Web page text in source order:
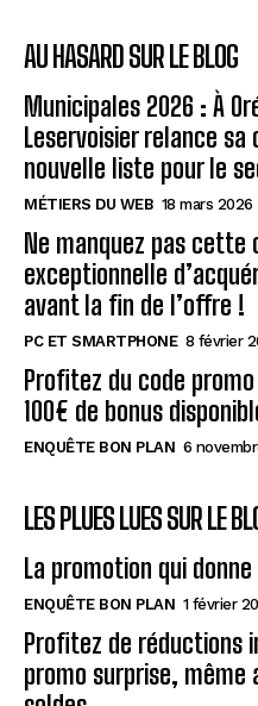
AU HASARD SUR LE BLOG
Municipales 2026 : À
Leservoisier relance
nouvelle liste pour le
MÉTIERS DU WEB 18 mars 2026
Ne manquez pas cette
exceptionnelle
avant la fin de l’offre !
PC ET SMARTPHONE 8 février
Profitez du code promo
100€ de bonus
ENQUÊTE BON PLAN 6
LES PLUES LUES SUR LE
La promotion qui
ENQUÊTE BON PLAN 1 février
Profitez de réductions
promo surprise, même